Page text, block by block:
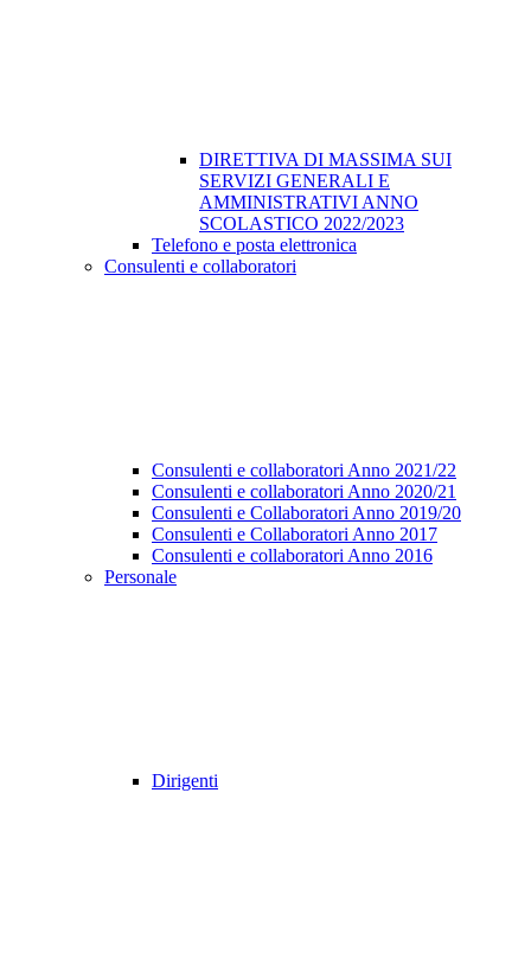
DIRETTIVA DI MASSIMA SUI
SERVIZI GENERALI E
AMMINISTRATIVI ANNO
SCOLASTICO 2022/2023
Telefono e posta elettronica
Consulenti e collaboratori
Consulenti e collaboratori Anno 2021/22
Consulenti e collaboratori Anno 2020/21
Consulenti e Collaboratori Anno 2019/20
Consulenti e Collaboratori Anno 2017
Consulenti e collaboratori Anno 2016
Personale
Dirigenti